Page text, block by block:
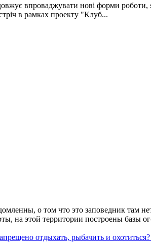
впроваджувати нові форми
в рамках проекту "Клуб...
о том что это заповедник там
на этой территории построены базы
отдыхать, рыбачить и